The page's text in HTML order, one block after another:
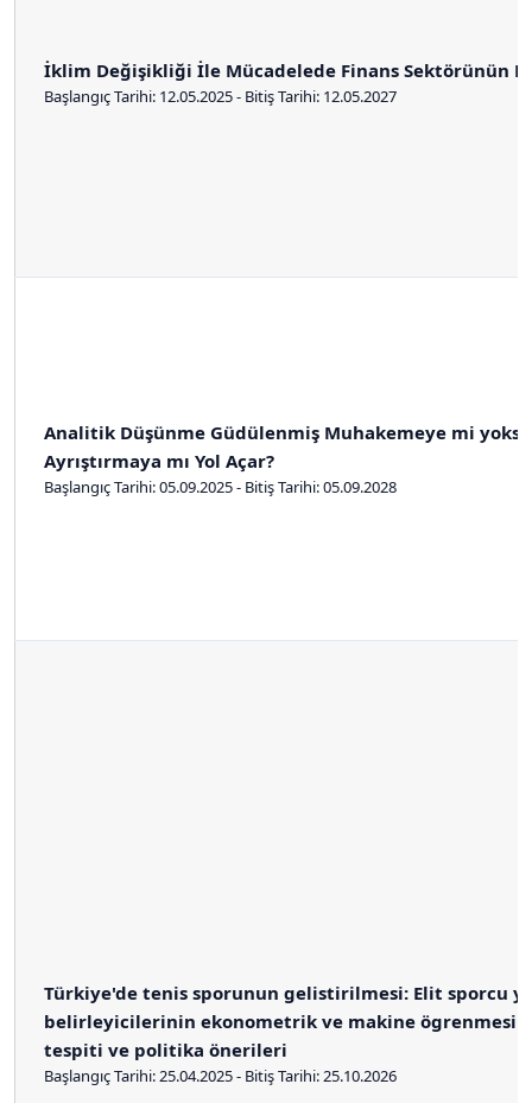
İklim Değişikliği İle Mücadelede Finans Sektörünün
Başlangıç Tarihi: 12.05.2025 - Bitiş Tarihi: 12.05.2027
Analitik Düşünme Güdülenmiş Muhakemeye mi
Ayrıştırmaya mı Yol Açar?
Başlangıç Tarihi: 05.09.2025 - Bitiş Tarihi: 05.09.2028
Türkiye'de tenis sporunun gelistirilmesi: Elit sporcu
belirleyicilerinin ekonometrik ve makine ögrenmesi
tespiti ve politika önerileri
Başlangıç Tarihi: 25.04.2025 - Bitiş Tarihi: 25.10.2026